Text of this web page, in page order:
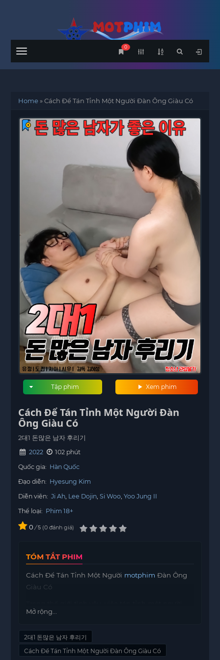
Menu
0
Home»Cách Để Tán Tỉnh Một Người Đàn Ông Giàu Có
Xem phim
Tập phim
Cách Để Tán Tỉnh Một Người Đàn
Ông Giàu Có
2대1 돈많은 남자 후리기
2022
102 phút
Quốc gia: Hàn Quốc
Đạo diễn: Hyesung Kim
Diễn viên: Ji Ah Lee Dojin Si Woo Yoo Jung II
Thể loại: Phim 18+
0 / 5 0 đánh giá
TÓM TẮT PHIM
Cách Để Tán Tỉnh Một Người motphim Đàn Ông
Giàu Có
đàn ông giàu có không chỉ đơn thuần là về tài sản
xinh đẹp, với những nét quyến rũ riêng, đã quyết
định cạnh tranh để giành lấy trái tim của một
Mở rộng...
2대1 돈많은 남자 후리기
Cách Để Tán Tỉnh Một Người Đàn Ông Giàu Có